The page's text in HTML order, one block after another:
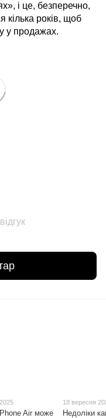
і це, безперечно,
кілька років, щоб
у продажах.
Air може
18 вересня
Недоліки